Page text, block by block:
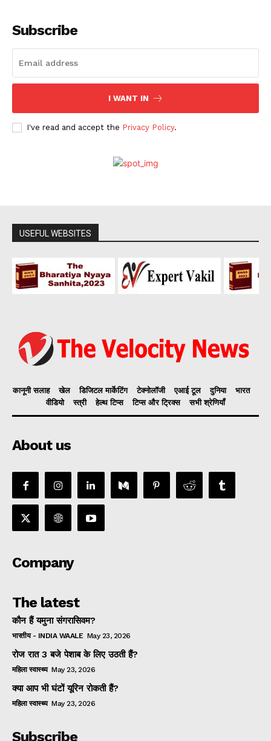
Subscribe
I WANT IN
I've read and accept the Privacy Policy.
USEFUL WEBSITES
कानूनी सलाह खेल डिजिटल मार्केटिंग टेक्नोलॉजी एआई टूल दुनिया
भारत
वीडियो
स्त्री हेल्थ टिप्स टिप्स और ट्रिक्स सभी श्रेणियाँ
About us
Company
The latest
कौन हैं यमुना संगरासिवम?
भारतीय - INDIA WAALE May 23, 2026
रोज रात 3 बजे पेशाब के लिए उठती हैं?
महिला स्वास्थ्य May 23, 2026
क्या आप भी घंटों यूरिन रोकती हैं?
महिला स्वास्थ्य May 23, 2026
Subscribe